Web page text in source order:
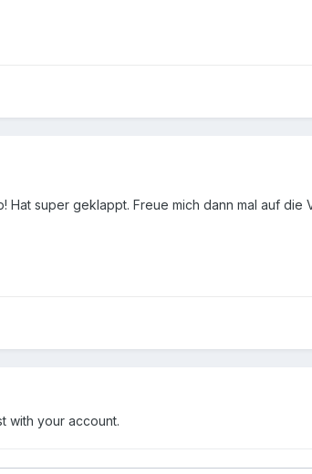
super geklappt. Freue mich dann mal auf die
with your account.